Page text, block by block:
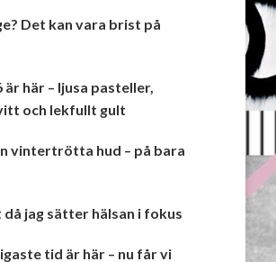
Det kan vara brist på
är här – ljusa pasteller,
och lekfullt gult
vintertrötta hud – på bara
då jag sätter hälsan i fokus
tid är här – nu får vi